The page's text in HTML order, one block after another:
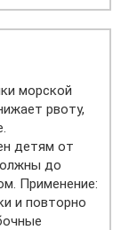
морской
рвоту,
детям от
до
Применение:
и повторно